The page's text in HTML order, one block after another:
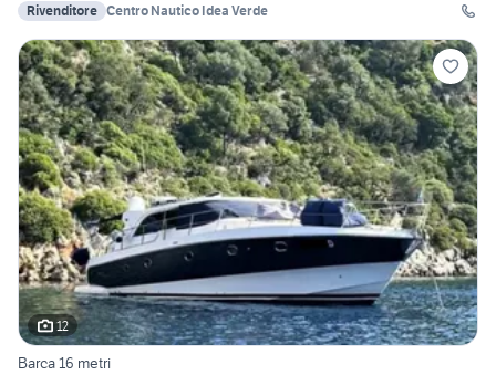
Rivenditore Centro Nautico Idea Verde
12
Barca 16 metri